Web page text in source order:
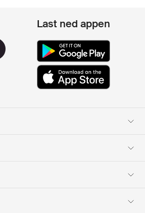
Last ned appen